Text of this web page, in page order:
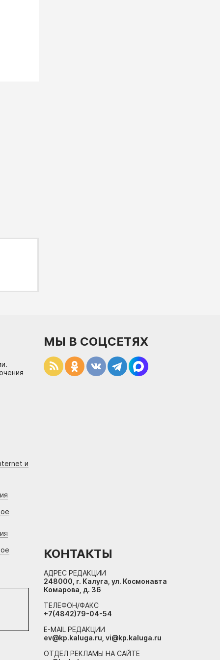
и
МЫ В СОЦСЕТЯХ
КОНТАКТЫ
АДРЕС РЕДАКЦИИ
248000, г. Калуга, ул. Космонавта
Комарова, д. 36
ТЕЛЕФОН/ФАКС
+7(4842)79-04-54
E-MAIL РЕДАКЦИИ
ev@kp.kaluga.ru, vi@kp.kaluga.ru
ОТДЕЛ РЕКЛАМЫ НА САЙТЕ